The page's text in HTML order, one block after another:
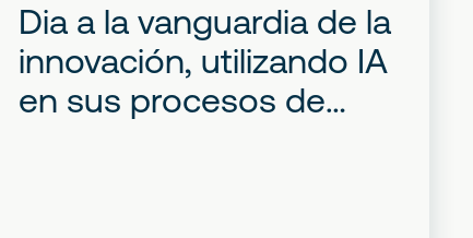
Dia a la vanguardia de la
innovación, utilizando IA
en sus procesos de